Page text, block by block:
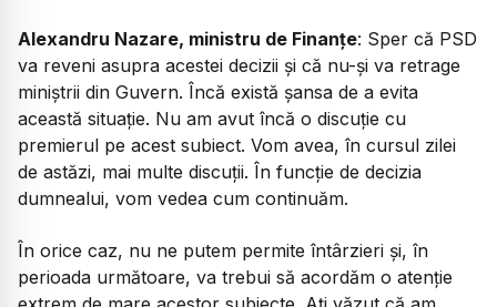
Alexandru Nazare, ministru de Finanțe: Sper că PSD
va reveni asupra acestei decizii și că nu-și va retrage
miniștrii din Guvern. Încă există șansa de a evita
această situație. Nu am avut încă o discuție cu
premierul pe acest subiect. Vom avea, în cursul zilei
de astăzi, mai multe discuții. În funcție de decizia
dumnealui, vom vedea cum continuăm.
În orice caz, nu ne putem permite întârzieri și, în
perioada următoare, va trebui să acordăm o atenție